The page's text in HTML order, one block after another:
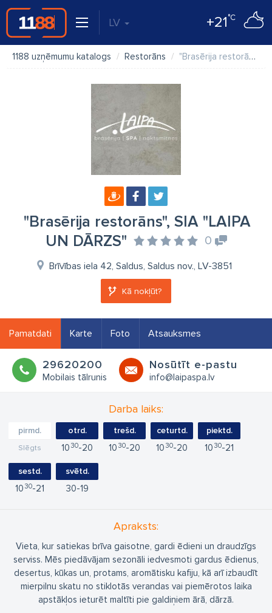
LV +21°C
1188 uzņēmumu katalogs Restorāns "Brasērija restorāns", SIA "LAIPA UN DĀRZS"
"Brasērija restorāns", SIA "LAIPA
UN DĀRZS"
0
Brīvības iela 42, Saldus, Saldus nov., LV-3851
Kā nokļūt?
Pamatdati Karte Foto Atsauksmes
29620200
Mobilais tālrunis
Nosūtīt e-pastu
info@laipaspa.lv
Darba laiks:
pirmd.
Slēgts
otrd.
10 30 20
trešd.
10 30 20
ceturtd.
10 30 20
piektd.
10 30 21
sestd.
10 30 21
svētd.
30 19
Apraksts:
Vieta, kur satiekas brīva gaisotne, gardi ēdieni un draudzīgs
serviss. Mēs piedāvājam sezonāli iedvesmoti gardus ēdienus,
desertus, kūkas un, protams, aromātisku kafiju, kā arī izbaudīt
mierpilnu skatu no stiklotās verandas vai piemērotos laika
apstākļos ieturēt maltīti pie galdiņiem ārā, dārzā.